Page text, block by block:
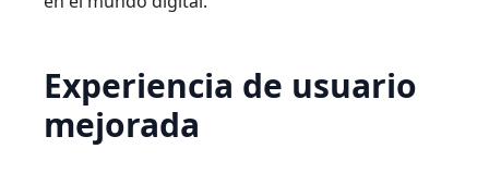
Experiencia de usuario
mejorada